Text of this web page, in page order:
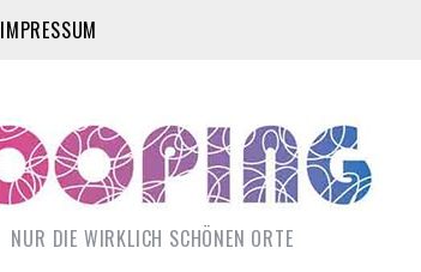
IMPRESSUM
NUR DIE WIRKLICH SCHÖNEN ORTE